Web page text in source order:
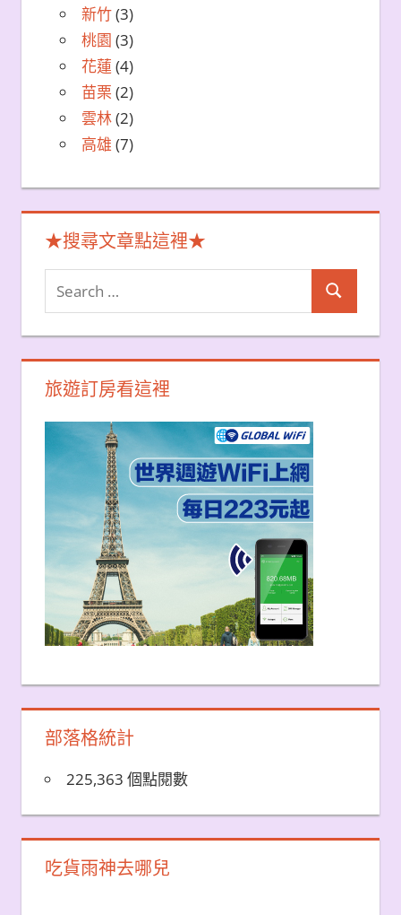
新竹(3)
桃園 (3)
花蓮 (4)
苗栗 (2)
雲林(2)
高雄 (7)
★搜尋文章點這裡★
Search
for:
Search
旅遊訂房看這裡
部落格統計
225,363 個點閱數
吃貨雨神去哪兒